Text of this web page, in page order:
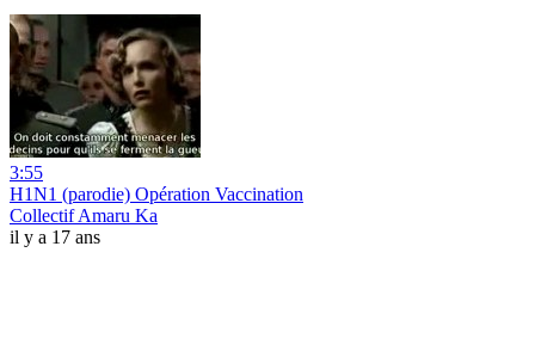
3:55
H1N1 (parodie) Opération Vaccination
Collectif Amaru Ka
il y a 17 ans